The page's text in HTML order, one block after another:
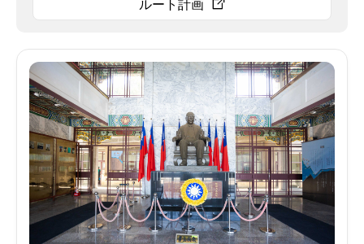
ルート計画